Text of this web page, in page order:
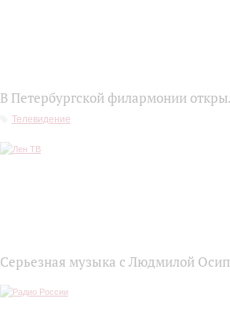
В Петербургской филармонии
Телевидение
Серьезная музыка с Людмилой